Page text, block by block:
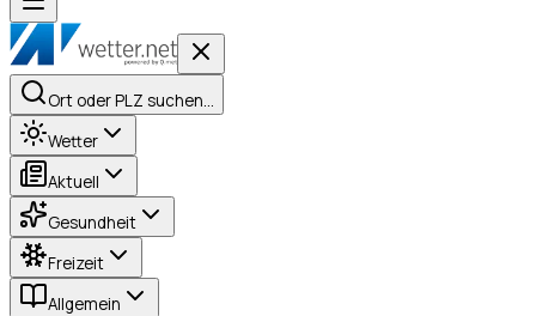
Ort oder PLZ suchen…
Wetter
Aktuell
Gesundheit
Freizeit
Allgemein